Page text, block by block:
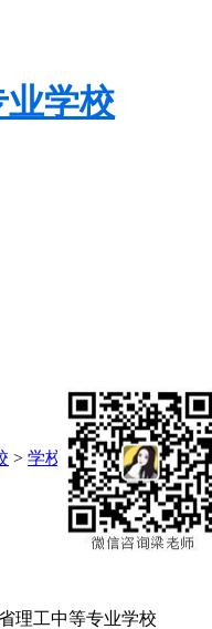
学校
> 学校新闻
理工中等专业学校